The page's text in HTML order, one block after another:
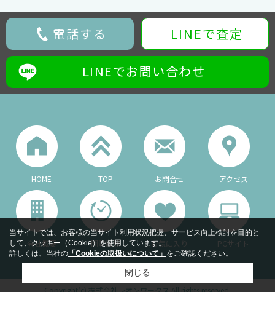
電話する LINEで査定
LINEでお問い合わせ
HOME TOP お問合せ アクセス
会社概要 閲覧履歴 お気に入り PCサイト
Copyright(c) 株式会社レオンワークス All rights reserved.
当サイトでは、お客様の当サイト利用状況把握、サービス向上検討を目的と
して、クッキー（Cookie）を使用しています。
詳しくは、当社の 「Cookieの取扱いについて」 をご確認ください。
閉じる